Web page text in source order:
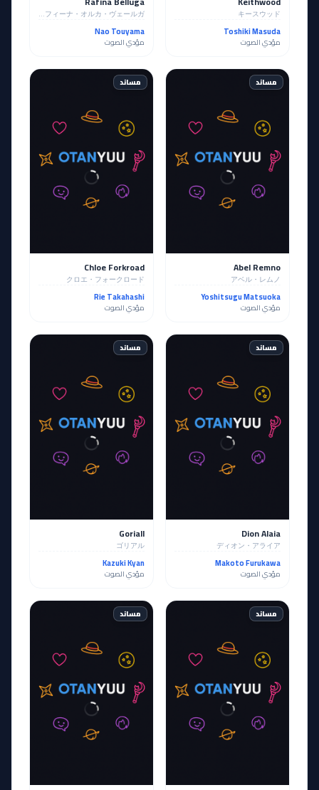
キースウッド
Toshiki Masuda
مؤدي الصوت
ラフィーナ・オルカ・ヴェールガ
Nao Touyama
مؤدي الصوت
مساند
Abel Remno
アベル・レムノ
Yoshitsugu Matsuoka
مؤدي الصوت
مساند
Chloe Forkroad
クロエ・フォークロード
Rie Takahashi
مؤدي الصوت
مساند
Dion Alaia
ディオン・アライア
Makoto Furukawa
مؤدي الصوت
مساند
Goriall
ゴリアル
Kazuki Kyan
مؤدي الصوت
مساند مساند